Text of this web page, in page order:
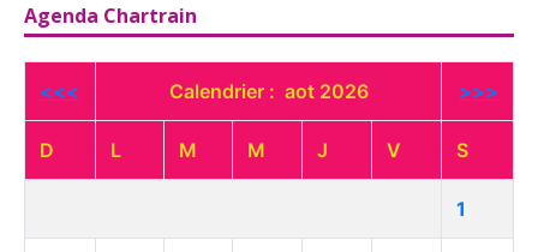
Agenda Chartrain
<<< Calendrier : aot 2026 >>>
D L M M J V S
1